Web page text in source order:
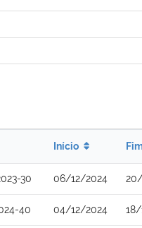
Início
30 06/12/2024
40 04/12/2024